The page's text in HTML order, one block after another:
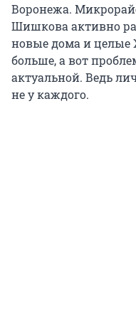
Воронежа.
Шишкова активно
новые дома и целые
больше, а вот
актуальной. Ведь
не у каждого.